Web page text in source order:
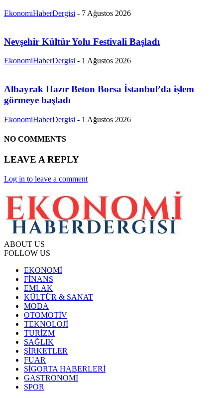
EkonomiHaberDergisi - 7 Ağustos 2026
Nevşehir Kültür Yolu Festivali Başladı
EkonomiHaberDergisi - 1 Ağustos 2026
Albayrak Hazır Beton Borsa İstanbul’da işlem
görmeye başladı
EkonomiHaberDergisi - 1 Ağustos 2026
NO COMMENTS
LEAVE A REPLY
Log in to leave a comment
ABOUT US
FOLLOW US
EKONOMİ
FİNANS
EMLAK
KÜLTÜR & SANAT
MODA
OTOMOTİV
TEKNOLOJİ
TURİZM
SAĞLIK
ŞİRKETLER
FUAR
SİGORTA HABERLERİ
GASTRONOMİ
SPOR